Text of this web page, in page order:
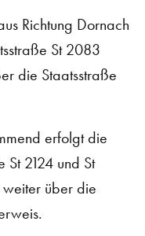
Richtung Dornach
St 2083
die Staatsstraße
erfolgt die
St 2124 und St
über die